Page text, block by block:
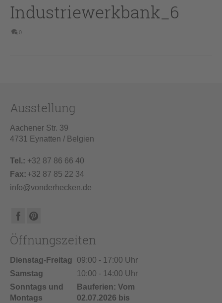
Industriewerkbank_6
0
Ausstellung
Aachener Str. 39
4731 Eynatten / Belgien
Tel.: +32 87 86 66 40
Fax: +32 87 85 22 34
info@vonderhecken.de
Öffnungszeiten
Dienstag-Freitag
09:00 - 17:00 Uhr
Samstag
10:00 - 14:00 Uhr
Sonntags und
Montags
Bauferien: Vom
02.07.2026 bis